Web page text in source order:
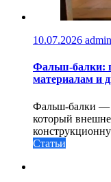
10.07.2026 admin
Фальш-балки:
материалам и
Фальш-балки —
который
Статьи